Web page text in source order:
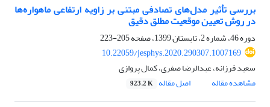
بررسی ‌تأثیر مدل‌های تصادفی مبتنی بر زاویه ارتفاعی ماهواره‌ها
در روش تعیین موقعیت مطلق دقیق
دوره 46، شماره 2، تابستان 1399، صفحه
205-223
10.22059/jesphys.2020.290307.1007169
سعید فرزانه، عبدالرضا صفری، کمال پروازی
مشاهده مقاله
اصل مقاله 923.2 K